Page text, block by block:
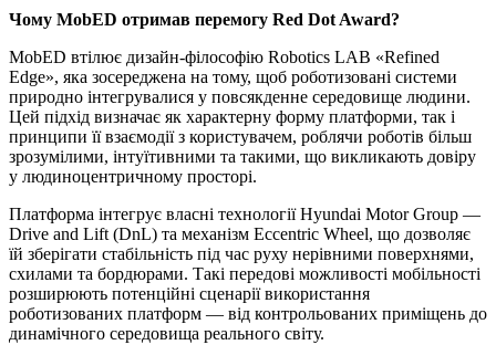
Чому MobED отримав перемогу Red Dot Award?
MobED втілює дизайн-філософію Robotics LAB «Refined
Edge», яка зосереджена на тому, щоб роботизовані системи
природно інтегрувалися у повсякденне середовище людини.
Цей підхід визначає як характерну форму платформи, так і
принципи її взаємодії з користувачем, роблячи роботів більш
зрозумілими, інтуїтивними та такими, що викликають довіру
у людиноцентричному просторі.
Платформа інтегрує власні технології Hyundai Motor Group —
Drive and Lift (DnL) та механізм Eccentric Wheel, що дозволяє
їй зберігати стабільність під час руху нерівними поверхнями,
схилами та бордюрами. Такі передові можливості мобільності
розширюють потенційні сценарії використання
роботизованих платформ — від контрольованих приміщень до
динамічного середовища реального світу.